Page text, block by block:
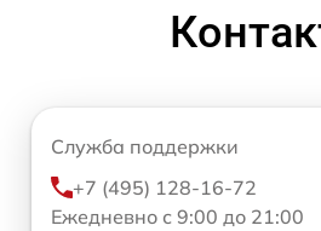
Служба поддержки
+7 (495) 128-16-72
Ежедневно с 9:00 до 21:00